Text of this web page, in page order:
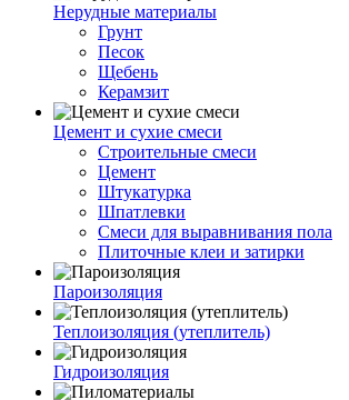
Нерудные материалы
Грунт
Песок
Щебень
Керамзит
Цемент и сухие смеси
Строительные смеси
Цемент
Штукатурка
Шпатлевки
Смеси для выравнивания пола
Плиточные клеи и затирки
Пароизоляция
Теплоизоляция (утеплитель)
Гидроизоляция